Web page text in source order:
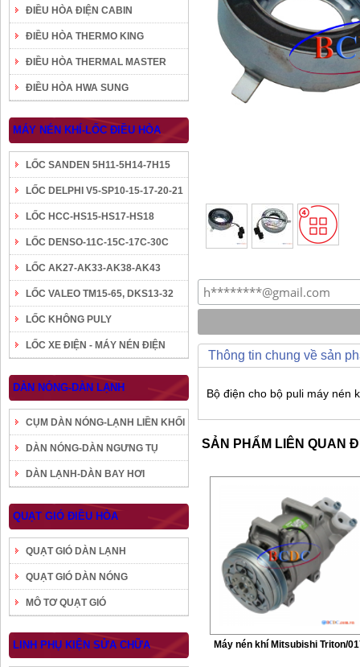
ĐIỀU HÒA ĐIỆN CABIN
ĐIỀU HÒA THERMO KING
ĐIỀU HÒA THERMAL MASTER
ĐIỀU HÒA HWA SUNG
MÁY NÉN KHÍ-LỐC ĐIỀU HÒA
LỐC SANDEN 5H11-5H14-7H15
LỐC DELPHI V5-SP10-15-17-20-21
LỐC HCC-HS15-HS17-HS18
LỐC DENSO-11C-15C-17C-30C
LỐC AK27-AK33-AK38-AK43
LỐC VALEO TM15-65, DKS13-32
LỐC KHÔNG PULY
LỐC XE ĐIỆN - MÁY NÉN ĐIỆN
DÀN NÓNG-DÀN LẠNH
CỤM DÀN NÓNG-LẠNH LIỀN KHỐI
DÀN NÓNG-DÀN NGƯNG TỤ
DÀN LẠNH-DÀN BAY HƠI
QUẠT GIÓ ĐIỀU HÒA
QUẠT GIÓ DÀN LẠNH
QUẠT GIÓ DÀN NÓNG
MÔ TƠ QUẠT GIÓ
LINH PHỤ KIỆN SỬA CHỮA
Thông tin chung về sản
Bộ điện cho bộ puli máy nén
SẢN PHẨM LIÊN QUAN
Máy nén khí Mitsubishi Triton/